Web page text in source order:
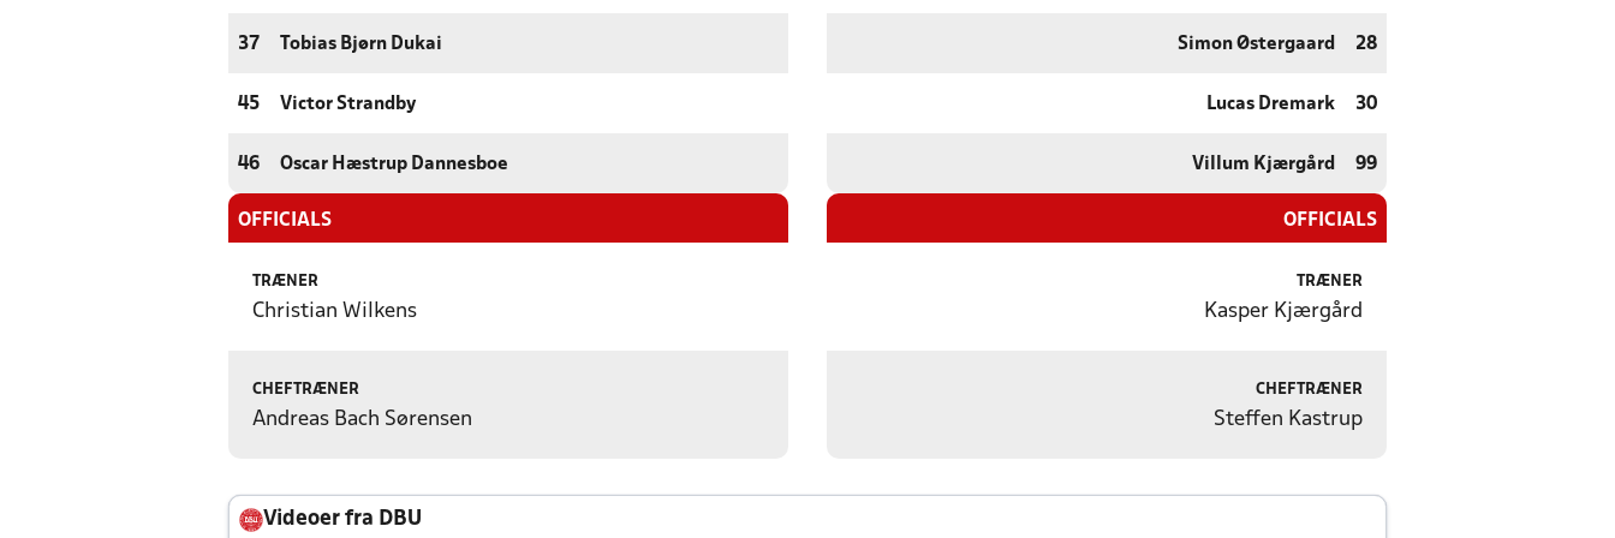
37 Tobias Bjørn Dukai
45 Victor Strandby
46 Oscar Hæstrup Dannesboe
OFFICIALS
TRÆNER
Christian Wilkens
CHEFTRÆNER
Andreas Bach Sørensen
Simon Østergaard 28
Lucas Dremark 30
Villum Kjærgård 99
OFFICIALS
TRÆNER
Kasper Kjærgård
CHEFTRÆNER
Steffen Kastrup
Videoer fra DBU